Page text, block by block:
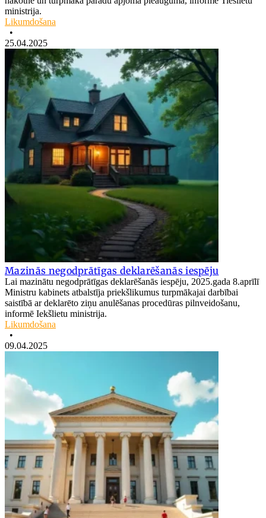
ministrija.
Likumdošana
•
25.04.2025
Mazinās negodprātīgas deklarēšanās iespēju
Lai mazinātu negodprātīgas deklarēšanās iespēju, 2025.gada 8.aprīlī
Ministru kabinets atbalstīja priekšlikumus turpmākajai darbībai
saistībā ar deklarēto ziņu anulēšanas procedūras pilnveidošanu,
informē Iekšlietu ministrija.
Likumdošana
•
09.04.2025